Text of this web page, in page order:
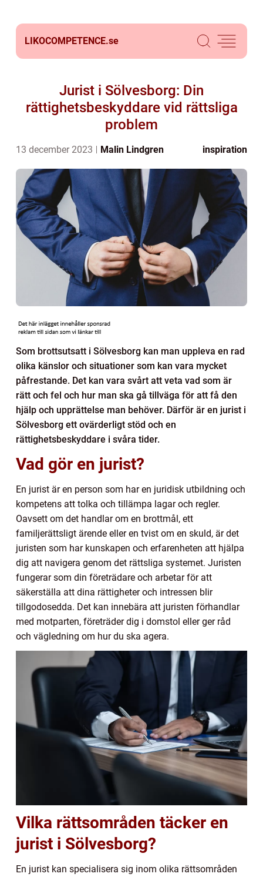
LIKOCOMPETENCE.se
Jurist i Sölvesborg: Din
rättighetsbeskyddare vid rättsliga
problem
13 december 2023 Malin Lindgren inspiration
Som brottsutsatt i Sölvesborg kan man uppleva en rad
olika känslor och situationer som kan vara mycket
påfrestande. Det kan vara svårt att veta vad som är
rätt och fel och hur man ska gå tillväga för att få den
hjälp och upprättelse man behöver. Därför är en jurist i
Sölvesborg ett ovärderligt stöd och en
rättighetsbeskyddare i svåra tider.
Vad gör en jurist?
En jurist är en person som har en juridisk utbildning och
kompetens att tolka och tillämpa lagar och regler.
Oavsett om det handlar om en brottmål, ett
familjerättsligt ärende eller en tvist om en skuld, är det
juristen som har kunskapen och erfarenheten att hjälpa
dig att navigera genom det rättsliga systemet. Juristen
fungerar som din företrädare och arbetar för att
säkerställa att dina rättigheter och intressen blir
tillgodosedda. Det kan innebära att juristen förhandlar
med motparten, företräder dig i domstol eller ger råd
och vägledning om hur du ska agera.
Vilka rättsområden täcker en
jurist i Sölvesborg?
En jurist kan specialisera sig inom olika rättsområden